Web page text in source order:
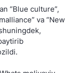
“Blue culture”,
va “New